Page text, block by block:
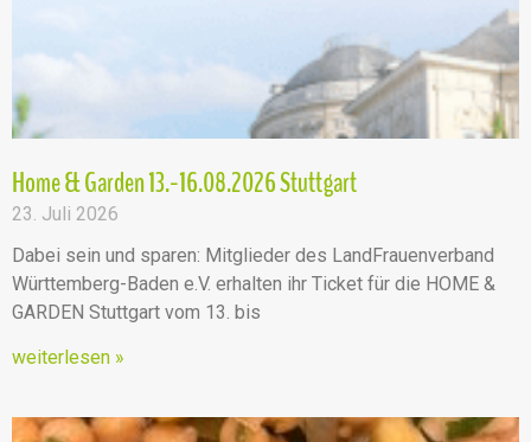
Home & Garden 13.-16.08.2026 Stuttgart
23. Juli 2026
Dabei sein und sparen: Mitglieder des LandFrauenverband
Württemberg-Baden e.V. erhalten ihr Ticket für die HOME &
GARDEN Stuttgart vom 13. bis
weiterlesen »